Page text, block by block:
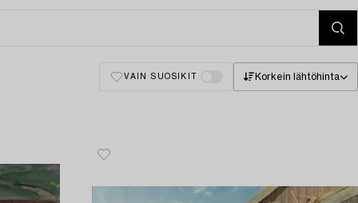
VAIN SUOSIKIT Korkein lähtöhinta